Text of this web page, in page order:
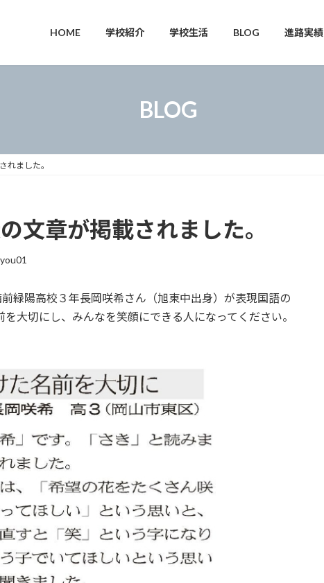
HOME 学校紹介 学校生活 BLOG 進路実績
BLOG
れました。
文章が掲載されました。
緑陽高校３年長岡咲希さん（旭東中出身）が表現国語の
大切にし、みんなを笑顔にできる人になってください。